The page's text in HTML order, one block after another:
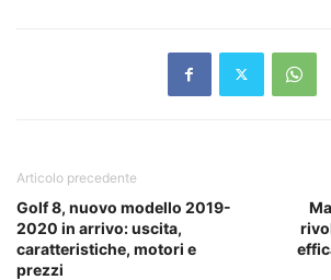
Articolo precedente
Golf 8, nuovo modello 2019-
2020 in arrivo: uscita,
caratteristiche, motori e
prezzi